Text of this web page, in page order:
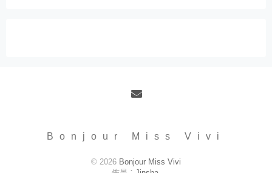
Bonjour Miss Vivi
© 2026 Bonjour Miss Vivi